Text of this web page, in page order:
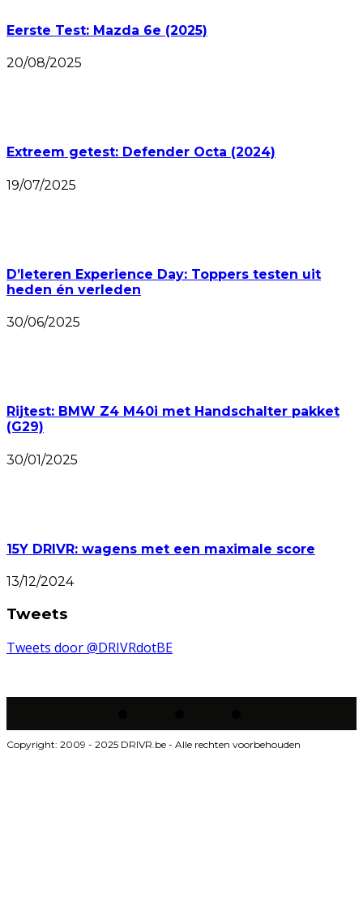
Eerste Test: Mazda 6e (2025)
20/08/2025
Extreem getest: Defender Octa (2024)
19/07/2025
D’Ieteren Experience Day: Toppers testen uit
heden én verleden
30/06/2025
Rijtest: BMW Z4 M40i met Handschalter pakket
(G29)
30/01/2025
15Y DRIVR: wagens met een maximale score
13/12/2024
Tweets
Tweets door @DRIVRdotBE
Copyright: 2009 - 2025 DRIVR.be - Alle rechten voorbehouden